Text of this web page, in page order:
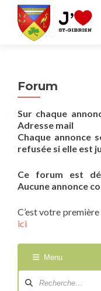
Forum
Sur chaque
Adresse mail
Chaque annonce
refusée si elle est
Ce forum est
Aucune annonce
C’est votre
ici
Menu